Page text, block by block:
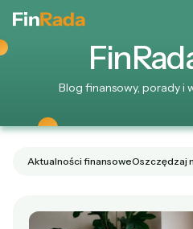
Fin
Blog finansowy, porady i
Aktualności finansoweOszczędzaj